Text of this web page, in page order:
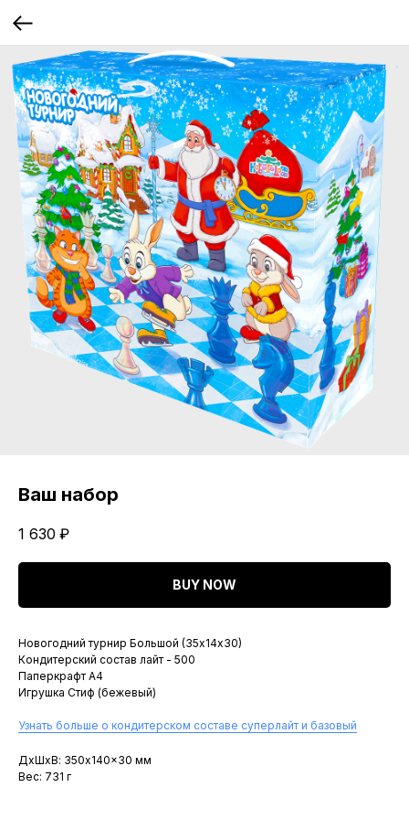
Ваш набор
1 630 ₽
BUY NOW
Новогодний турнир Большой (35х14х30)
Кондитерский состав лайт - 500
Паперкрафт A4
Игрушка Стиф (бежевый)
Узнать больше о кондитерском составе суперлайт и базовый
ДxШxВ: 350x140x30 мм
Вес: 731 г